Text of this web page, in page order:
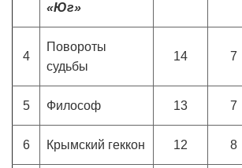
«Юг»
4
Повороты
судьбы
14 7
5 Философ 13 7
6 Крымский геккон 12 8